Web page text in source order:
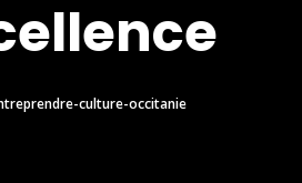
culture-occitanie